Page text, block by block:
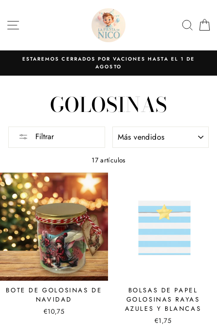
ESTAREMOS CERRADOS POR VACIONES HASTA EL 1 DE
AGOSTO
GOLOSINAS
Filtrar
17 artículos
BOTE DE GOLOSINAS DE
NAVIDAD
€10,75
BOLSAS DE PAPEL
GOLOSINAS RAYAS
AZULES Y BLANCAS
€1,75